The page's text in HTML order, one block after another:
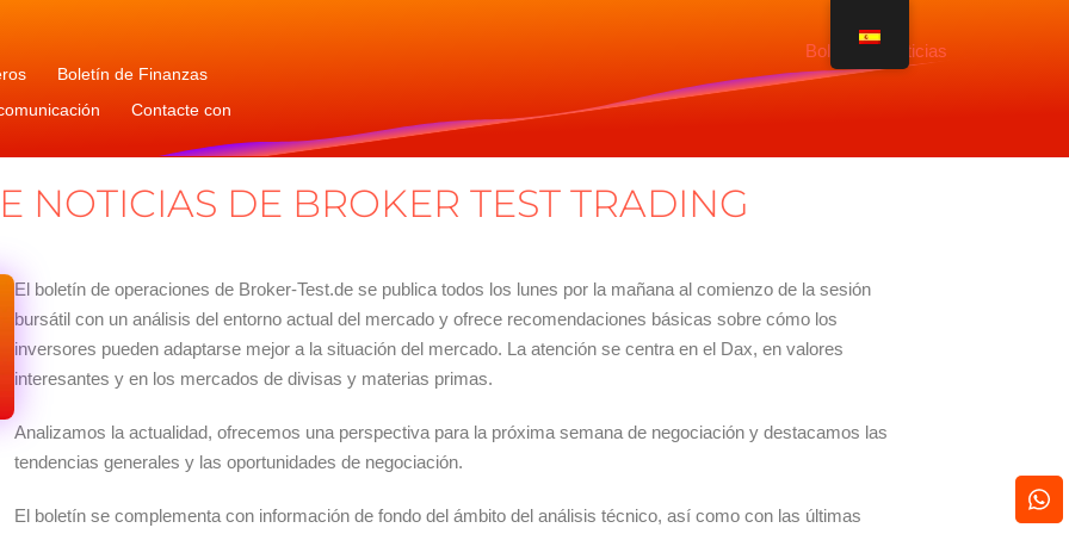
Boletín de Finanzas
Contacte con
Boletín de noticias
NOTICIAS DE BROKER TEST TRADING
El boletín de operaciones de Broker-Test.de se publica todos los lunes por la mañana al comienzo de la sesión
bursátil con un análisis del entorno actual del mercado y ofrece recomendaciones básicas sobre cómo los
inversores pueden adaptarse mejor a la situación del mercado. La atención se centra en el Dax, en valores
interesantes y en los mercados de divisas y materias primas.
Analizamos la actualidad, ofrecemos una perspectiva para la próxima semana de negociación y destacamos las
tendencias generales y las oportunidades de negociación.
El boletín se complementa con información de fondo del ámbito del análisis técnico, así como con las últimas